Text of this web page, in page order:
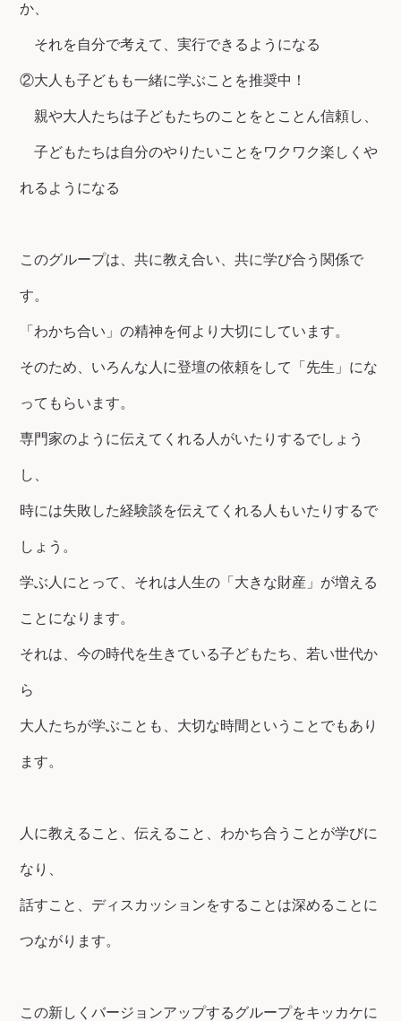
か、
それを自分で考えて、実行できるようになる
②大人も子どもも一緒に学ぶことを推奨中！
親や大人たちは子どもたちのことをとことん信頼し、
子どもたちは自分のやりたいことをワクワク楽しくや
れるようになる
このグループは、共に教え合い、共に学び合う関係で
す。
「わかち合い」の精神を何より大切にしています。
そのため、いろんな人に登壇の依頼をして「先生」にな
ってもらいます。
専門家のように伝えてくれる人がいたりするでしょう
し、
時には失敗した経験談を伝えてくれる人もいたりするで
しょう。
学ぶ人にとって、それは人生の「大きな財産」が増える
ことになります。
それは、今の時代を生きている子どもたち、若い世代か
ら
大人たちが学ぶことも、大切な時間ということでもあり
ます。
人に教えること、伝えること、わかち合うことが学びに
なり、
話すこと、ディスカッションをすることは深めることに
つながります。
この新しくバージョンアップするグループをキッカケに